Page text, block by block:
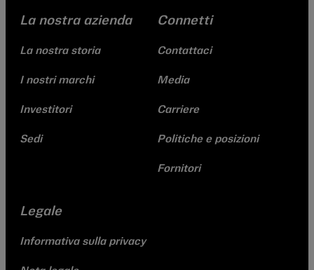
La nostra azienda
La nostra storia
I nostri marchi
Investitori
Sedi
Connetti
Contattaci
Media
Carriere
Politiche e posizioni
Fornitori
Legale
Informativa sulla privacy